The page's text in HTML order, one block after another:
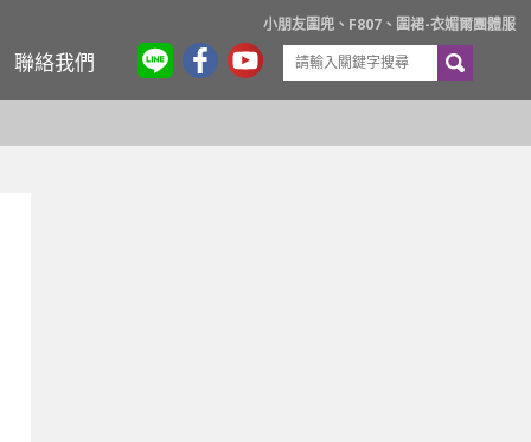
小朋友圍兜、F807、圍裙-衣媚爾團體服
聯絡我們